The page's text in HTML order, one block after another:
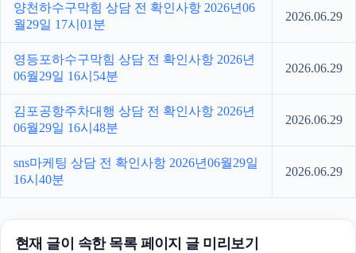
양천하수구막힘 상담 전 확인사항 2026년06
월29일 17시01분
2026.06.29
영등포하수구막힘 상담 전 확인사항 2026년
06월29일 16시54분
2026.06.29
김포공항주차대행 상담 전 확인사항 2026년
06월29일 16시48분
2026.06.29
sns마케팅 상담 전 확인사항 2026년06월29일
16시40분
2026.06.29
현재 글이 속한 목록 페이지 글 미리보기